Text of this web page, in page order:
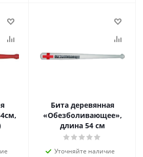
Бита деревянная
«Обезболивающее»,
длина 54 см
Уточняйте наличие